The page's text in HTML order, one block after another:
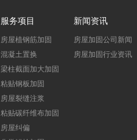
服务项目
房屋植钢筋加固
混凝土置换
梁柱截面加大加固
粘贴钢板加固
房屋裂缝注浆
粘贴碳纤维布加固
房屋纠偏
新闻资讯
房屋加固公司新闻
房屋加固行业资讯